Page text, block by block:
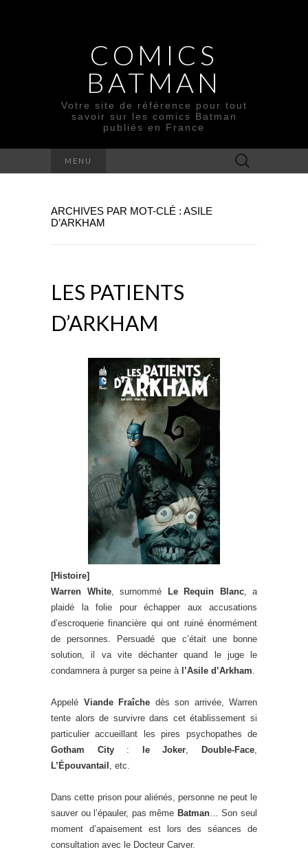
COMICS
BATMAN
Votre site de référence pour tout
savoir sur les comics Batman
publiés en France
MENU Rechercher :
ARCHIVES PAR MOT-CLÉ : ASILE
D’ARKHAM
LES PATIENTS
D’ARKHAM
[Histoire]
Warren White, surnommé Le Requin Blanc, a
plaidé la folie pour échapper aux accusations
d’escroquerie financière qui ont ruiné énormément
de personnes. Persuadé que c’était une bonne
solution, il va vite déchanter quand le juge le
condamnera à purger sa peine à l’Asile d’Arkham.
Appelé Viande Fraîche dès son arrivée, Warren
tente alors de survivre dans cet établissement si
particulier accueillant les pires psychopathes de
Gotham City: le Joker, Double-Face,
L’Épouvantail , etc.
Dans cette prison pour aliénés, personne ne peut le
sauver ou l’épauler, pas même Batman… Son seul
moment d’apaisement est lors des séances de
consultation avec le Docteur Carver.